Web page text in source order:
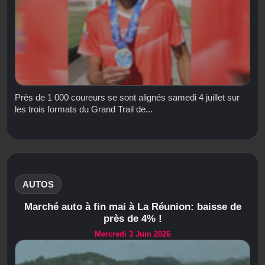
Près de 1 000 coureurs se sont alignés samedi 4 juillet sur
les trois formats du Grand Trail de...
AUTOS
Marché auto à fin mai à La Réunion: baisse de
près de 4% !
Mercredi 3 Juin 2026